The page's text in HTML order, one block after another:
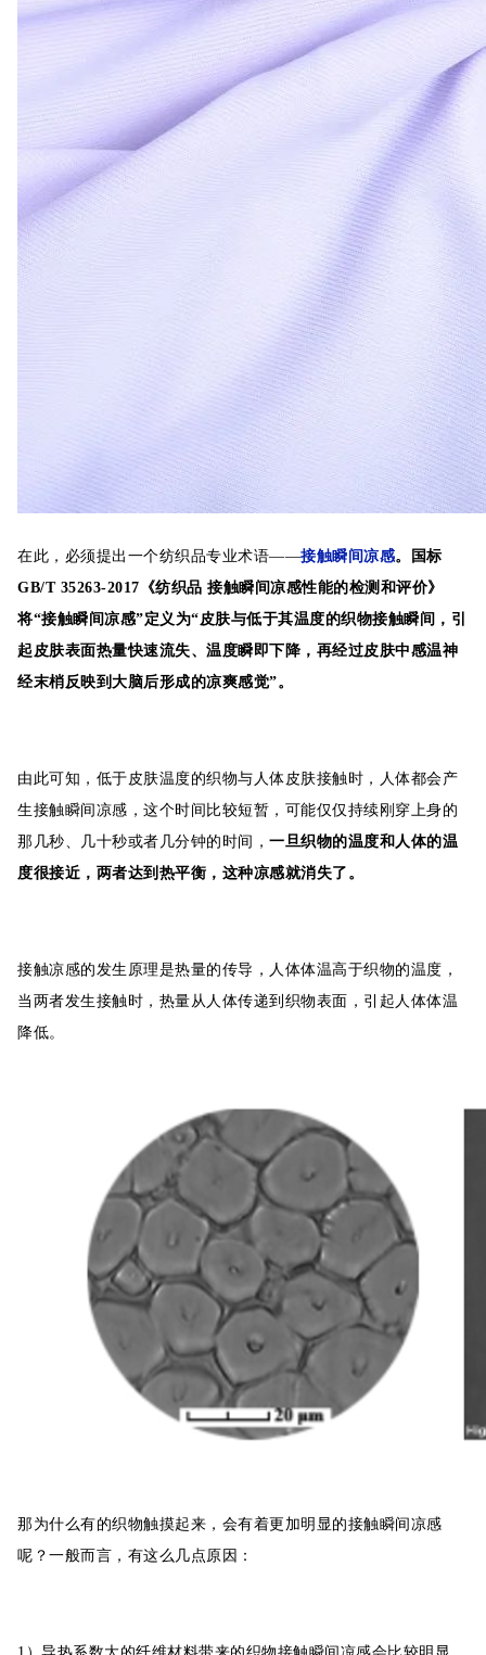
在此，必须提出一个纺织品专业术语——接触瞬间凉感。
国标
GB/T 35263-2017《纺织品 接触瞬间凉感性能的检测和评价》
将“接触瞬间凉感”定义为“皮肤与低于其温度的织物接触瞬间，引
起皮肤表面热量快速流失、温度瞬即下降，再经过皮肤中感温神
经末梢反映到大脑后形成的凉爽感觉”。
由此可知，低于皮肤温度的织物与人体皮肤接触时，人体都会产
生接触瞬间凉感，这个时间比较短暂，可能仅仅持续刚穿上身的
那几秒、几十秒或者几分钟的时间， 一旦织物的温度和人体的温
度很接近，两者达到热平衡，这种凉感就消失了。
接触凉感的发生原理是热量的传导，人体体温高于织物的温度，
当两者发生接触时，热量从人体传递到织物表面，引起人体体温
降低。
那为什么有的织物触摸起来，会有着更加明显的接触瞬间凉感
呢？一般而言，有这么几点原因：